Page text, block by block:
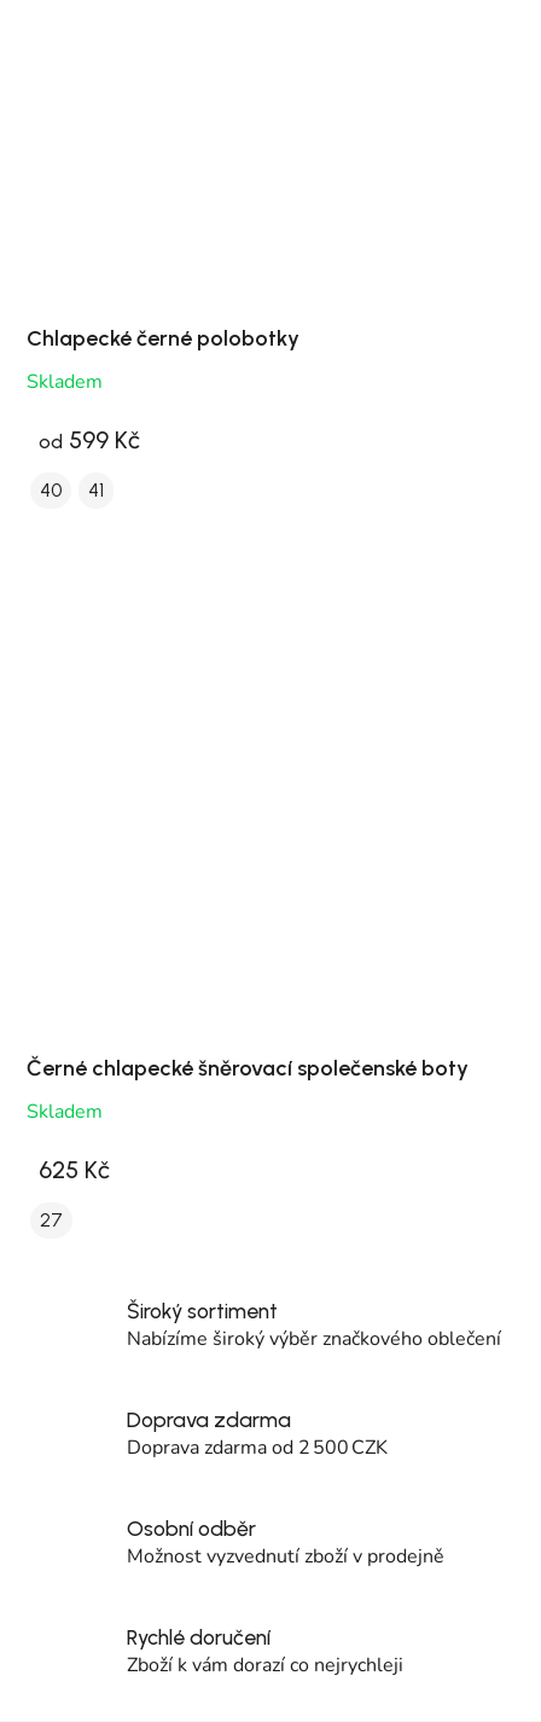
Chlapecké černé polobotky
Skladem
od 599 Kč
40 41
Černé chlapecké šněrovací společenské boty
Skladem
625 Kč
27
Široký sortiment
Nabízíme široký výběr značkového oblečení
Doprava zdarma
Doprava zdarma od 2 500 CZK
Osobní odběr
Možnost vyzvednutí zboží v prodejně
Rychlé doručení
Zboží k vám dorazí co nejrychleji